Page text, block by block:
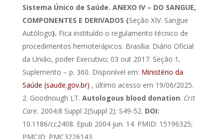
Sistema Único de Saúde. ANEXO IV – DO SANGUE,
COMPONENTES E DERIVADOS (Seção XIV. Sangue
Autólogo). Fica instituído o regulamento técnico de
procedimentos hemoterápicos. Brasília: Diário Oficial
da União, poder Executivo; 03 out 2017. Seção 1,
Suplemento – p. 360. Disponível em: Ministério da
Saúde (saude.gov.br) , último acesso em 19/06/2025.
Goodnough LT. Autologous blood donation. Crit
Care. 2004;8 Suppl 2(Suppl 2): S49-52. DOI:
10.1186/cc2408. Epub 2004 jun. 14. PMID: 15196325;
PMCID: PMC3226143.